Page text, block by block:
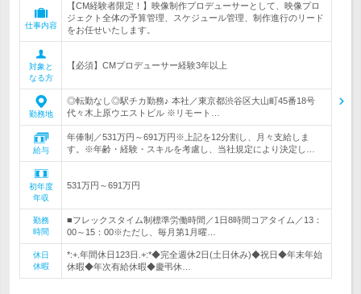
仕事内容
【CM経験者限定！】映像制作プロデューサーとして、映像プロ
ジェクト全体の予算管理、スケジュール管理、制作進行のリード
をお任せいたします。
対象と
なる方
【必須】CMプロデューサー経験3年以上
勤務地
◎転勤なし◎駅チカ勤務♪ 本社／東京都渋谷区大山町45番18号
代々木上原ウエストビル ※リモート…
給与
年俸制／531万円～691万円※上記を12分割し、月々支給しま
す。※年齢・経験・スキルを考慮し、当社規定により決定し…
初年度
年収
531万円～691万円
勤務
時間
■フレックスタイム制標準労働時間／1日8時間コアタイム／13：
00～15：00※ただし、毎月第1月曜…
休日
休暇
*:+.年間休日123日.+:*◆完全週休2日(土日休み)◆祝日◆年末年始
休暇◆年次有給休暇◆慶弔休…